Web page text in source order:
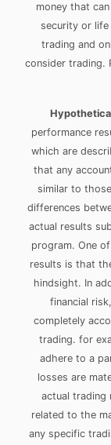
money that
security or
trading and
consider trading.
performance
which are
that any
similar to
differences
actual results
program. One
results is that
hindsight. In
financial
completely
trading. for
adhere to a
losses are
actual trading
related to the
any specific